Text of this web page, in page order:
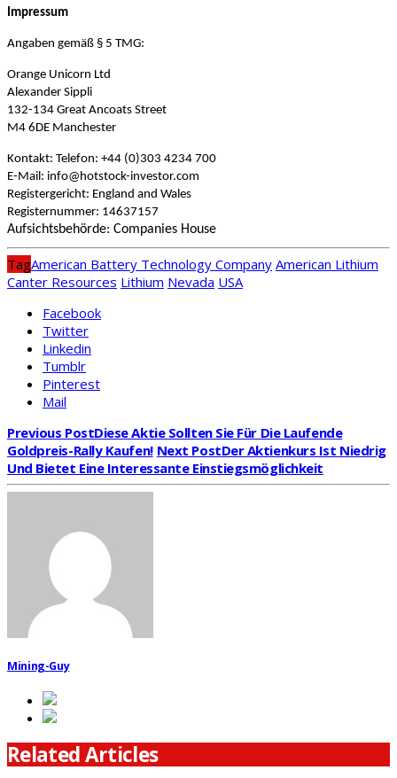
Impressum
Angaben gemäß § 5 TMG:
Orange Unicorn Ltd
Alexander Sippli
132-134 Great Ancoats Street
M4 6DE Manchester
Kontakt: Telefon: +44 (0)303 4234 700
E-Mail: info@hotstock-investor.com
Registergericht: England and Wales
Registernummer: 14637157
Aufsichtsbehörde: Companies House
TagAmerican Battery Technology Company American Lithium
Canter Resources Lithium Nevada USA
Facebook
Twitter
Linkedin
Tumblr
Pinterest
Mail
Previous PostDiese Aktie Sollten Sie Für Die Laufende
Goldpreis-Rally Kaufen! Next PostDer Aktienkurs Ist Niedrig
Und Bietet Eine Interessante Einstiegsmöglichkeit
Mining-Guy
Related Articles